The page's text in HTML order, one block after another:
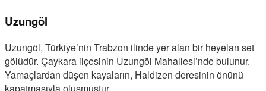
Uzungöl
Uzungöl, Türkiye’nin Trabzon ilinde yer alan bir heyelan set
gölüdür. Çaykara ilçesinin Uzungöl Mahallesi’nde bulunur.
Yamaçlardan düşen kayaların, Haldizen deresinin önünü